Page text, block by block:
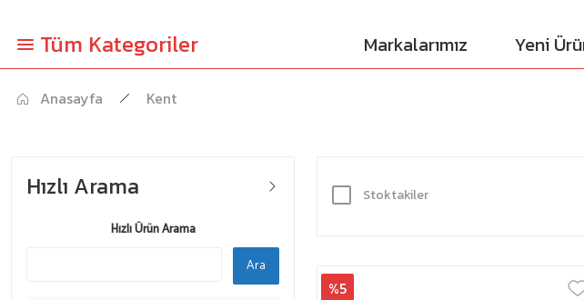
Tüm Kategoriler Markalarımız Yeni
Anasayfa Kent
Hızlı Arama
Hızlı Ürün Arama
Ara
Stoktakiler
%5